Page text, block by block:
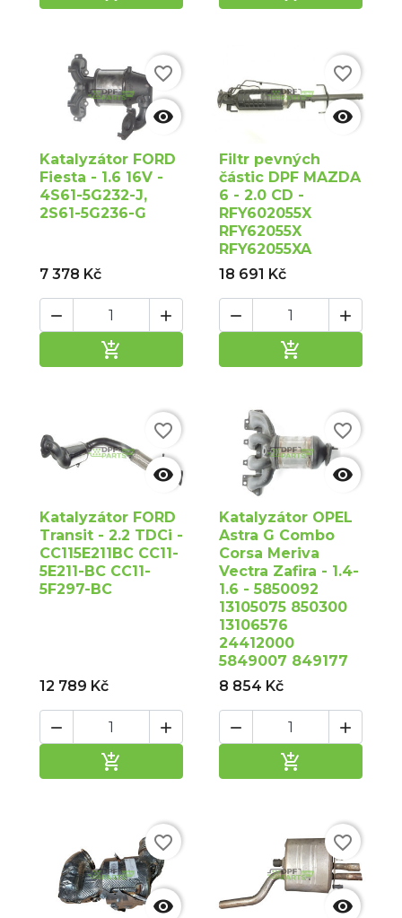

favorite_border
Katalyzátor FORD
Fiesta - 1.6 16V -
4S61-5G232-J,
2S61-5G236-G
7 378 Kč
 


favorite_border
Filtr pevných
částic DPF MAZDA
6 - 2.0 CD -
RFY602055X
RFY62055X
RFY62055XA
18 691 Kč
 


favorite_border
Katalyzátor FORD
Transit - 2.2 TDCi -
CC115E211BC CC11-
5E211-BC CC11-
5F297-BC
12 789 Kč
 


favorite_border
Katalyzátor OPEL
Astra G Combo
Corsa Meriva
Vectra Zafira - 1.4-
1.6 - 5850092
13105075 850300
13106576
24412000
5849007 849177
8 854 Kč
 


favorite_border

favorite_border